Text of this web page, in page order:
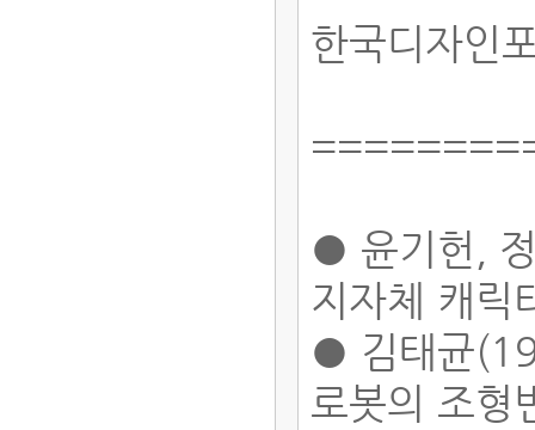
한국디자인
● 윤기헌,
지자체 캐릭
● 김태균
로봇의 조형